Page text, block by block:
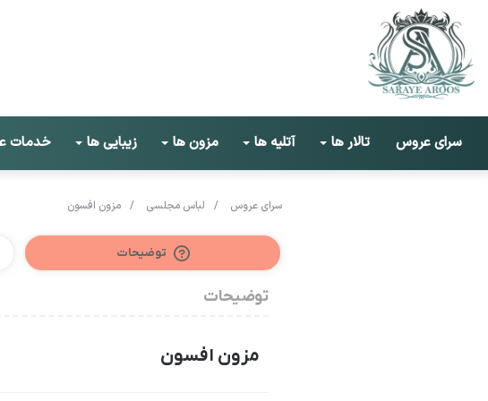
سرای عروس تالار ها آتلیه ها مزون ها زیبایی ها خدمات
سرای عروس / لباس مجلسی / مزون افسون
توضیحات
توضیحات
مزون افسون